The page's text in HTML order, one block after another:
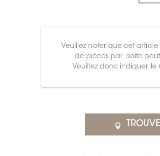
Veuillez noter que cet
de pièces par boite
Veuillez donc indiquer le